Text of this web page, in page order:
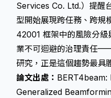
Services Co. Ltd.）提醒
型開始展現跨任務、跨規
42001 框架中的風險分
業不可迴避的治理責任
研究，正是這個趨勢最具
論文出處：
Generalized